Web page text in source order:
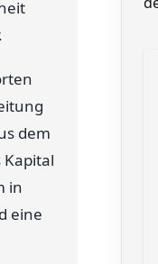
dem
in
eine